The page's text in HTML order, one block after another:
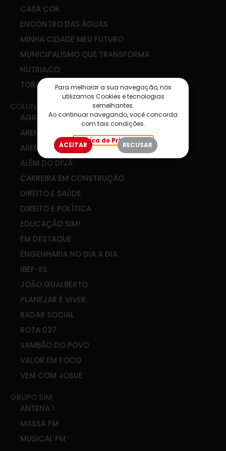
CASA COR
ENCONTRO DAS ÁGUAS
MINHA CIDADE MEU FUTURO
MUNICIPALISMO QUE TRANSFORMA
NUTRI&CO
TORCIDA SIM
COLUNAS
AGRO & COOP
ARENA DE IDEIAS
ARENA DIGITAL
ALÉM DO DIVÃ
CARREIRA EM CONSTRUÇÃO
DIREITO E SAÚDE
DIREITO E POLÍTICA
EDUCAÇÃO SIM!
EM DESTAQUE
ENGENHARIA NO DIA A DIA
IBEF-ES
JOÃO GUALBERTO
PLANEJAR É VIVER
RADAR SOCIAL
ROTA 027
SAMBÃO DO POVO
VALOR EM FOCO
VEM COM JOSUE
GRUPO SIM
ANTENA 1
MASSA FM
MUSICAL FM
Para melhorar a sua navegação, nós
utilizamos Cookies e tecnologias
semelhantes.
Ao continuar navegando, você concorda
com tais condições.
Política de Privacidade
ACEITAR RECUSAR